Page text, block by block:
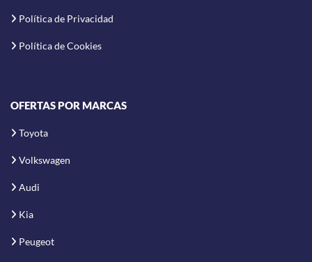
Política de Privacidad
Política de Cookies
OFERTAS POR MARCAS
Toyota
Volkswagen
Audi
Kia
Peugeot